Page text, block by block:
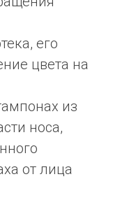
его
цвета на
из
носа,
от лица